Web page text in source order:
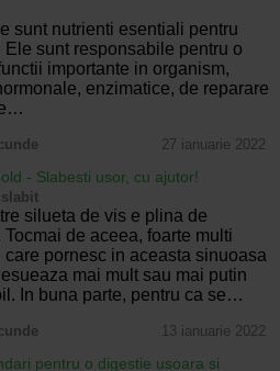
sunt nutrienti esentiali pentru
Ele sunt responsabile pentru o
importante in organism,
enzimatice, de reparare
27 ianuarie 2022
- Slabesti usor, cu ajutor!
silueta de vis e plina de
Tocmai de aceea, foarte multi
care pornesc in aceasta sinuoasa
mai mult sau mai putin
In buna parte, pentru ca se…
13 ianuarie 2022
pentru o digestie usoara si